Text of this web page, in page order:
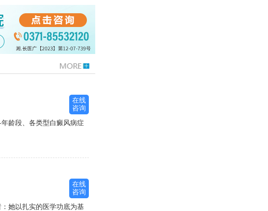
在线
咨询
龄段、各类型白癜风病症
在线
咨询
她以扎实的医学功底为基